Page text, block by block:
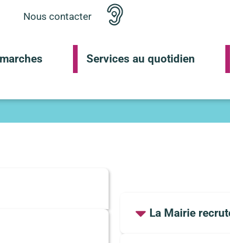
Nous contacter
Services au quotidien
La Mairie